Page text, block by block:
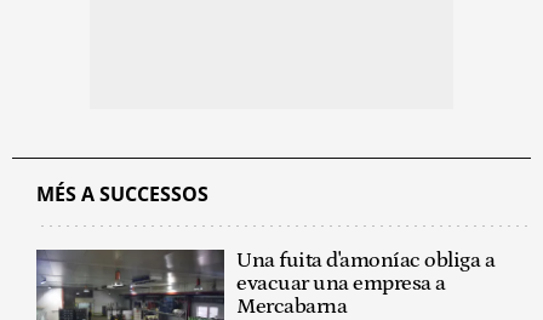
MÉS A SUCCESSOS
Una fuita d'amoníac obliga a
evacuar una empresa a
Mercabarna